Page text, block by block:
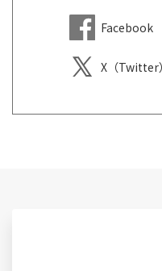
Facebook
X（Twitter）